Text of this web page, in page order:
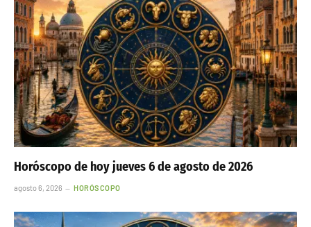
Horóscopo de hoy jueves 6 de agosto de 2026
agosto 6, 2026 HORÓSCOPO